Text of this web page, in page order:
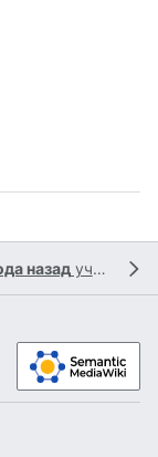
назадучастником